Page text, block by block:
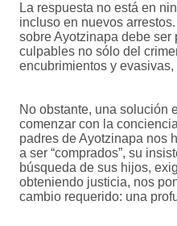
La respuesta no está en
incluso en nuevos
sobre Ayotzinapa debe
culpables no sólo del
encubrimientos y
No obstante, una solución
comenzar con la
padres de Ayotzinapa nos
a ser “comprados”, su
búsqueda de sus hijos,
obteniendo justicia, nos
cambio requerido: una